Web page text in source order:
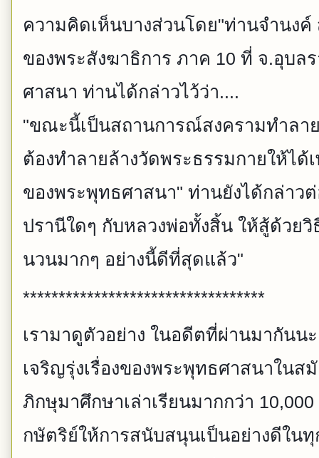
ความคิดเห็นบางส่วนโดย"ท่านจำนง
ของพระสังฆาธิการ ภาค 10 ที่ จ.อุบ
ศาสนา ท่านได้กล่าวไว้ว่า....
"ขณะนี้เป็นสถานการณ์สงครามทำลา
ต้องทำลายล้างวัดพระธรรมกายให้ไ
ของพระพุทธศาสนา" ท่านยังได้กล่าว
ปรานีใดๆ กับหลวงพ่อทั้งสิ้น ให้สู้ด้วย
นวนมากๆ อย่างนี้ดีที่สุดแล้ว"
**********************************
เรามาดูตัวอย่าง ในอดีตที่ผ่านมากัน
เจริญรุ่งเรื่องของพระพุทธศาสนาใน
ภิกษุมาศึกษาเล่าเรียนมากกว่า
กษัตริย์ให้การสนับสนุนเป็นอย่างดีใน